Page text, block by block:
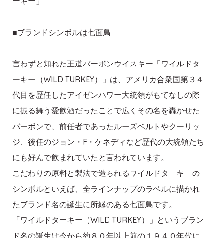
■ブランドシンボルは七面鳥
言わずと知れた王道バーボンウイスキー「ワイルドタ
ーキー（WILD TURKEY）」は、アメリカ合衆国第３４
代目を歴任したアイゼンハワー大統領がもてなしの際
に振る舞う愛飲酒だったことで広くその名を轟かせた
バーボンで、前任者であったルーズベルトやクーリッ
ジ、後任のジョン・F・ケネディなど歴代の大統領たち
にも好んで飲まれていたと言われています。
こだわりの原料と製法で造られるワイルドターキーの
シンボルといえば、全ラインナップのラベルに描かれ
たブランド名の誕生に所縁のある七面鳥です。
「ワイルドターキー（WILD TURKEY）」というブラン
ド名の誕生は今から約８０年以上前の１９４０年代に